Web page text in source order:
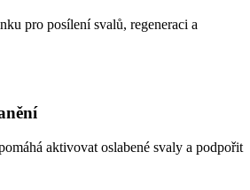
pro posílení svalů, regeneraci a
aktivovat oslabené svaly a podpořit